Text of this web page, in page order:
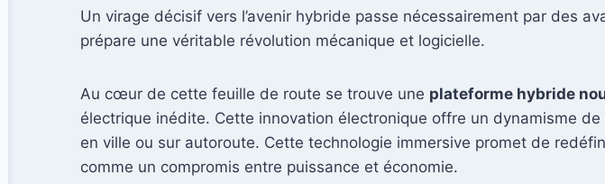
Un virage décisif vers l’avenir hybride passe nécessairement par des
prépare une véritable révolution mécanique et logicielle.
Au cœur de cette feuille de route se trouve une plateforme hybride
électrique inédite. Cette innovation électronique offre un dynamisme
en ville ou sur autoroute. Cette technologie immersive promet de
comme un compromis entre puissance et économie.